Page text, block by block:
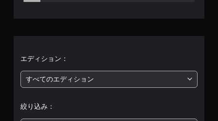
均
価
エディション：
すべてのエディション
絞り込み：